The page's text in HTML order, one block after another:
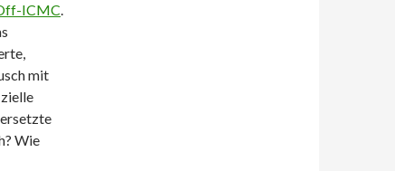
ICMC.
mit
Wie